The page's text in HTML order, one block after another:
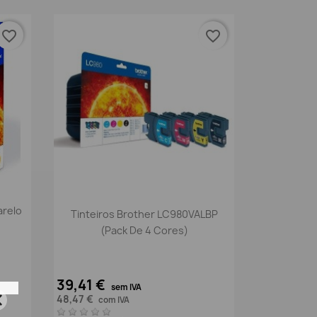
favorite_border
Vista rápida
Tinteiros Brother LC980VALBP
(pack De 4 Cores)
39,41 € sem IVA
48,47 € com IVA
favorite_border